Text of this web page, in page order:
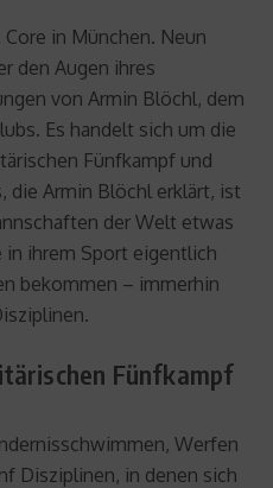
in München. Neun
den Augen ihres
von Armin Blöchl, dem
Es handelt sich um die
Fünfkampf und
die Armin Blöchl erklärt, ist
der Welt etwas
in ihrem Sport eigentlich
bekommen – immerhin
Fünfkampf
Werfen
Disziplinen, in denen sich